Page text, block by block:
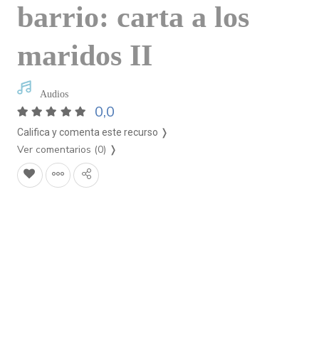
barrio: carta a los
maridos II
Audios
0,0
Califica y comenta este recurso ❭
Ver comentarios (0) ❭